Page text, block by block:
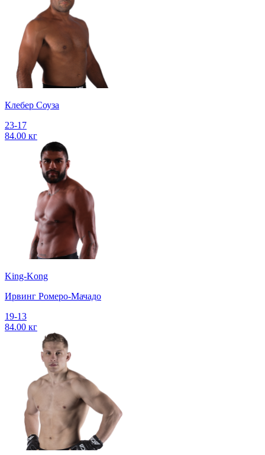
Клебер Соуза
23-17
84.00 кг
King-Kong
Ирвинг Ромеро-Мачадо
19-13
84.00 кг